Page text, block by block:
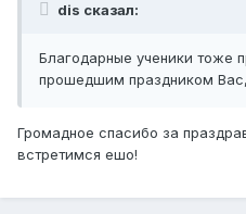
dis сказал:
Благодарные ученики тоже
прошедшим праздником
Громадное спасибо за
встретимся ешо!